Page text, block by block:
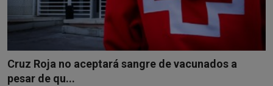
Cruz Roja no aceptará sangre de vacunados a
pesar de qu...